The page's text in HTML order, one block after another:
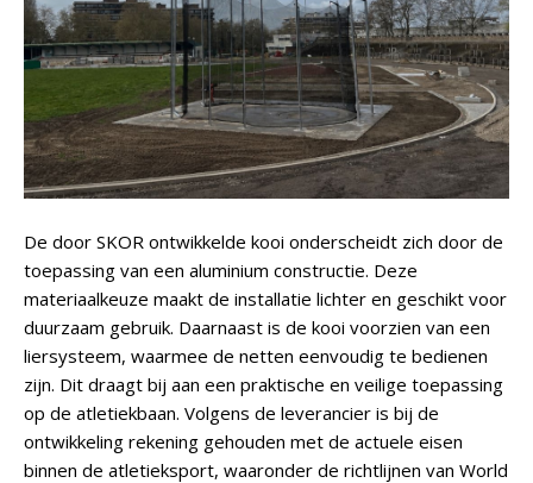
De door SKOR ontwikkelde kooi onderscheidt zich door de
toepassing van een aluminium constructie. Deze
materiaalkeuze maakt de installatie lichter en geschikt voor
duurzaam gebruik. Daarnaast is de kooi voorzien van een
liersysteem, waarmee de netten eenvoudig te bedienen
zijn. Dit draagt bij aan een praktische en veilige toepassing
op de atletiekbaan. Volgens de leverancier is bij de
ontwikkeling rekening gehouden met de actuele eisen
binnen de atletieksport, waaronder de richtlijnen van World